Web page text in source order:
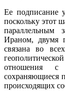
Ее подписание
поскольку этот
параллельным
Ираном, двумя
связана во
отношения с
сохраняющиеся
происходящих